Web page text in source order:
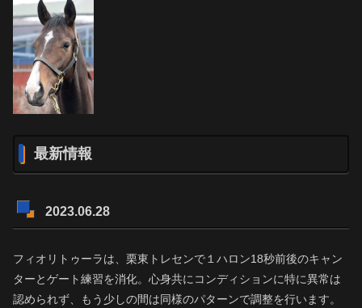
最新情報
2023.06.28
フィオリトゥーラは、栗東トレセンで１ハロン18秒前後のキャン
ターとゲート練習を消化。心身共にコンディションに特に異常は
認められず、もう少しの間は同様のパターンで調整を行います。